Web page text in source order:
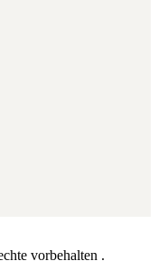
vorbehalten .